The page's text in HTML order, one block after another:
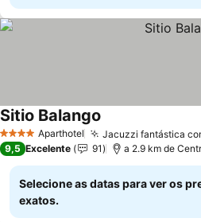
4 EstrelasAparthotel Jacuzzi fantástica
Sitio Balango
9,5 Excelente 91 a 2.9 km de
Selecione as datas para ver os
exatos.